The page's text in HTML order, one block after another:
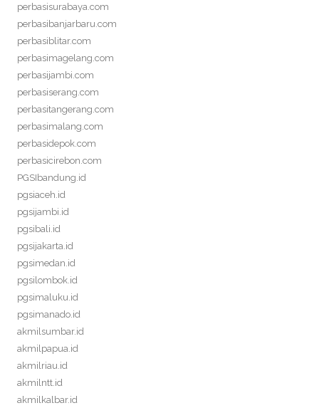
perbasisurabaya.com
perbasibanjarbaru.com
perbasiblitar.com
perbasimagelang.com
perbasijambi.com
perbasiserang.com
perbasitangerang.com
perbasimalang.com
perbasidepok.com
perbasicirebon.com
PGSIbandung.id
pgsiaceh.id
pgsijambi.id
pgsibali.id
pgsijakarta.id
pgsimedan.id
pgsilombok.id
pgsimaluku.id
pgsimanado.id
akmilsumbar.id
akmilpapua.id
akmilriau.id
akmilntt.id
akmilkalbar.id